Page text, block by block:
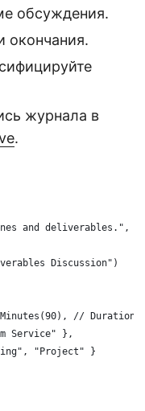
обсуждения.
окончания.
журнала в
.
and deliverables.",
Discussion")
// Duration
Service" },
"Project" }